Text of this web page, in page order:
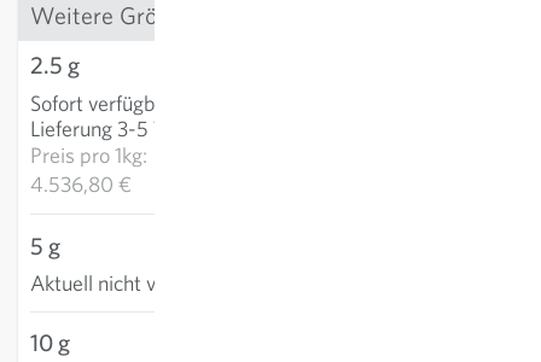
Weitere Grössen
2.5 g
Sofort verfügbar
Lieferung 3-5 Tage
Preis pro1kg:
4.536,80 €
5 g
Aktuell nicht verfügbar
10 g